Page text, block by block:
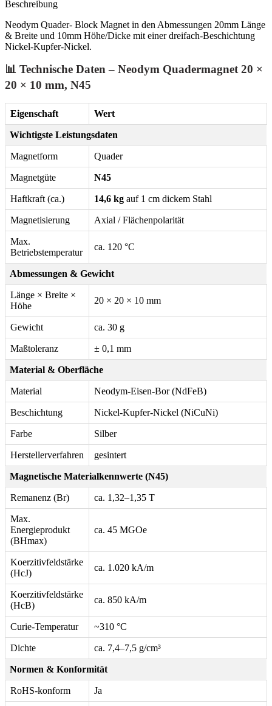
Beschreibung
Neodym Quader- Block Magnet in den Abmessungen 20mm Länge
& Breite und 10mm Höhe/Dicke mit einer dreifach-Beschichtung
Nickel-Kupfer-Nickel.
📊 Technische Daten – Neodym Quadermagnet 20 ×
20 × 10 mm, N45
Eigenschaft Wert
Wichtigste Leistungsdaten
Magnetform Quader
Magnetgüte N45
Haftkraft (ca.) 14,6 kg auf 1 cm dickem Stahl
Magnetisierung Axial / Flächenpolarität
Max.
Betriebstemperatur
ca. 120 °C
Abmessungen & Gewicht
Länge × Breite ×
Höhe
20 × 20 × 10 mm
Gewicht ca. 30 g
Maßtoleranz ± 0,1 mm
Material & Oberfläche
Material Neodym-Eisen-Bor (NdFeB)
Beschichtung Nickel-Kupfer-Nickel (NiCuNi)
Farbe Silber
Herstellerverfahren gesintert
Magnetische Materialkennwerte (N45)
Remanenz (Br) ca. 1,32–1,35 T
Max.
Energieprodukt
(BHmax)
ca. 45 MGOe
Koerzitivfeldstärke
(HcJ)
ca. 1.020 kA/m
Koerzitivfeldstärke
(HcB)
ca. 850 kA/m
Curie-Temperatur ~310 °C
Dichte ca. 7,4–7,5 g/cm³
Normen & Konformität
RoHS-konform Ja